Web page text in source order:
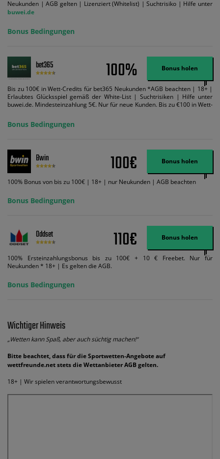
Neukunden | AGB gelten | Lizenziert (Whitelist) | Suchtrisiko | Hilfe unter
buwei.de
Bonus Bedingungen
bet365 100% Bonus holen
Bis zu 100€ in Wett-Credits für bet365 Neukunden *AGB beachten | 18+ |
Erlaubtes Glücksspiel gemäß der White-List | Suchtrisiken | Hilfe unter
buwei.de. Mindesteinzahlung 5€. Nur für neue Kunden. Bis zu €100 in Wett-
ein und wir geben Ihnen die entsprechende qualifizierende Einzahlung in
Wett-Credits, wenn Sie qualifizierende Wetten im gleichen Wert platzieren
Wett-Credits aus. Es gelten die AGB, Zeitlimits und Ausnahmen. Der Bonus-
Code VIPANGEBOT kann während der Anmeldung benutzt werden, jedoch
ändert dies den Angebotsbetrag in keinster Weise.
Bonus Bedingungen
Bwin 100€ Bonus holen
100% Bonus von bis zu 100€ | 18+ | nur Neukunden | AGB beachten
Bonus Bedingungen
Oddset 110€ Bonus holen
100% Ersteinzahlungsbonus bis zu 100€ + 10 € Freebet. Nur für
Neukunden * 18+ | Es gelten die AGB.
Bonus Bedingungen
Wichtiger Hinweis
„Wetten kann Spaß, aber auch süchtig machen!“
Bitte beachtet, dass für die Sportwetten-Angebote auf
wettfreunde.net stets die Wettanbieter AGB gelten.
18+ | Wir spielen verantwortungsbewusst